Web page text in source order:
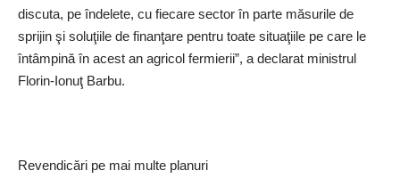
discuta, pe îndelete, cu fiecare sector în parte măsurile de
sprijin şi soluţiile de finanţare pentru toate situaţiile pe care le
întâmpină în acest an agricol fermierii”, a declarat ministrul
Florin-Ionuţ Barbu.
Revendicări pe mai multe planuri